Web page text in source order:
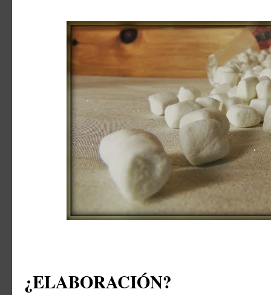
¿ELABORACIÓN?